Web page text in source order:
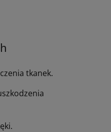
tkanek.